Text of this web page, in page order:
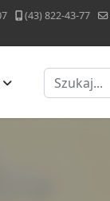
(43) 822-43-77
Szukaj